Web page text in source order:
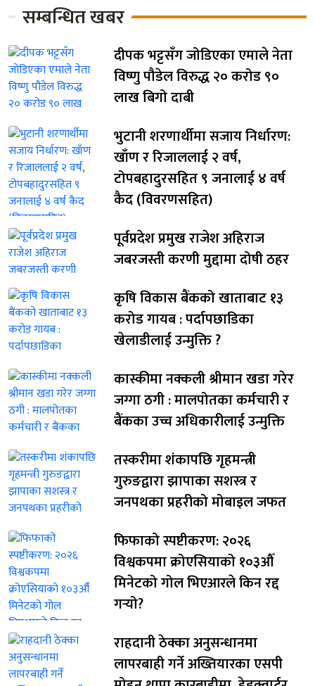
सम्बन्धित खबर
दीपक भट्टसँग जोडिएका एमाले नेता
विष्णु पौडेल विरुद्ध २० करोड ९०
लाख बिगो दाबी
भुटानी शरणार्थीमा सजाय निर्धारण:
खाँण र रिजाललाई २ वर्ष,
टोपबहादुरसहित ९ जनालाई ४ वर्ष
कैद (विवरणसहित)
पूर्वप्रदेश प्रमुख राजेश अहिराज
जबरजस्ती करणी मुद्दामा दोषी ठहर
कृषि विकास बैंकको खाताबाट १३
करोड गायब : पर्दापछाडिका
खेलाडीलाई उन्मुक्ति ?
कास्कीमा नक्कली श्रीमान खडा गरेर
जग्गा ठगी : मालपोतका कर्मचारी र
बैंकका उच्च अधिकारीलाई उन्मुक्ति
तस्करीमा शंकापछि गृहमन्त्री
गुरुङद्वारा झापाका सशस्त्र र
जनपथका प्रहरीको मोबाइल जफत
फिफाको स्पष्टीकरण: २०२६
विश्वकपमा क्रोएसियाको १०३औँ
मिनेटको गोल भिएआरले किन रद्द
गर्‍यो?
राहदानी ठेक्का अनुसन्धानमा
लापरबाही गर्ने अख्तियारका एसपी